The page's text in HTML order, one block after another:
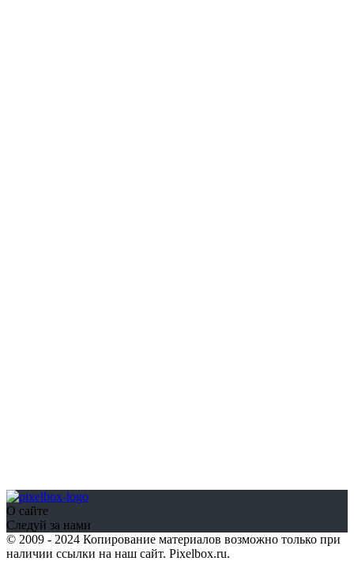
О сайте
Следуй за нами
© 2009 - 2024 Копирование материалов возможно только при
наличии ссылки на наш сайт. Pixelbox.ru.